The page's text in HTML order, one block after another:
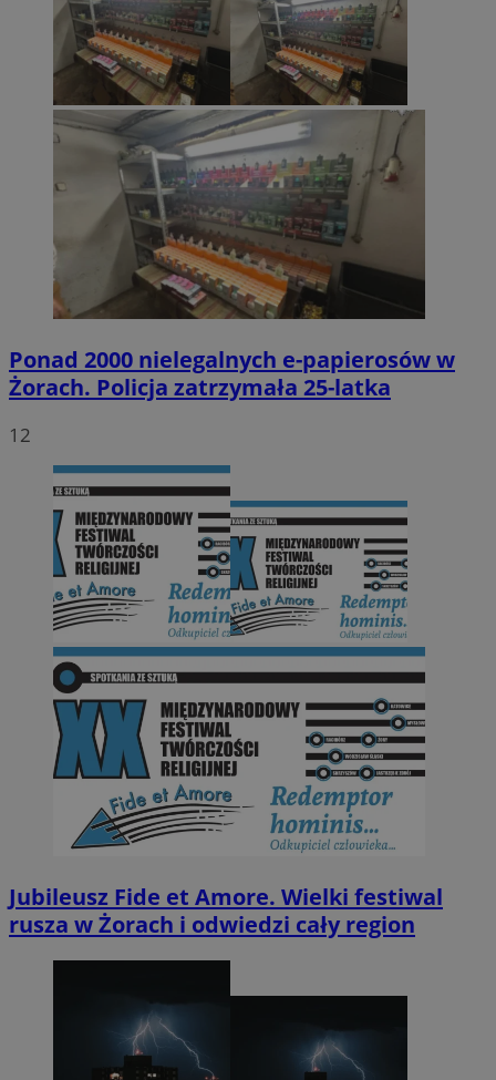
Ponad 2000 nielegalnych e-papierosów w
Żorach. Policja zatrzymała 25-latka
12
Jubileusz Fide et Amore. Wielki festiwal
rusza w Żorach i odwiedzi cały region